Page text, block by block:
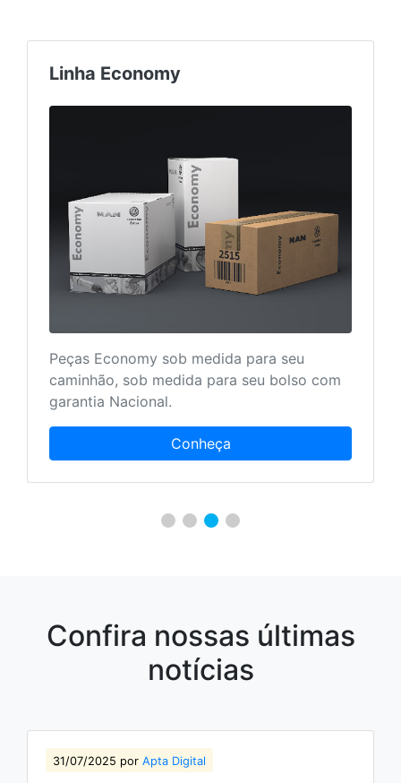
Truck & Bus Center
Mais serviços aos nossos clientes para que
ele encontre tudo em um único local.
Confira nossas últimas
notícias
31/07/2025 por Apta Digital